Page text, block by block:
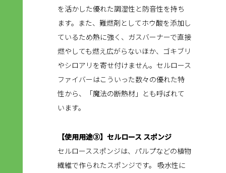
を活かした優れた調湿性と防音性を持ち
ます。また、難燃剤としてホウ酸を添加し
ているため熱に強く、ガスバーナーで直接
燃やしても燃え広がらないほか、ゴキブリ
やシロアリを寄せ付けません。セルロース
ファイバーはこういった数々の優れた特
性から、「魔法の断熱材」とも呼ばれて
います。
【使用用途③】セルロース スポンジ
セルローススポンジは、パルプなどの植物
繊維で作られたスポンジです。 吸水性に